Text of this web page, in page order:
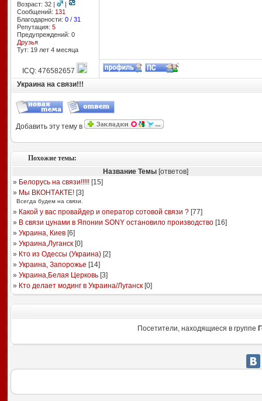
Возраст: 32 |
|
Сообщений: 131
Благодарности: 0/ 31
Репутация: 5
Предупреждений: 0
Друзья
Тут: 19 лет 4 месяцa
ICQ: 476582657
Украина на связи!!!
Добавить эту тему в
Похожие темы:
Название Темы [ответов]
» Белорусь на связи!!!!![15]
» Мы ВКОНТАКТЕ![3]
Всегда будем на связи.
» Какой у вас провайдер и оператор сотовой связи ?[77]
» В связи цунами в Японии SONY остановило производство[16]
» Украина, Киев[6]
» Украина,Луганск[0]
» Кто из Одессы (Украина)[2]
» Украина, Запорожье [14]
» Украина,Белая Церковь[3]
» Кто делает модинг в Украина/Луганск[0]
Посетители, находящиеся в группе